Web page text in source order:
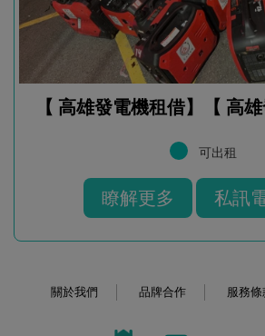
【 高雄發電機租借】【 高雄
可出租
瞭解更多 私訊
關於我們 品牌合作 服務條